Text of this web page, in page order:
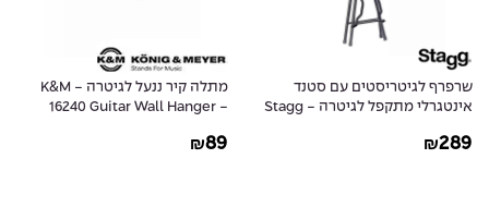
שרפרף לגיטריסטים עם סטנד
אינטגרלי מתקפל לגיטרה - Stagg
₪289
מתלה קיר ננעל לגיטרה - K&M
16240 Guitar Wall Hanger -
₪89